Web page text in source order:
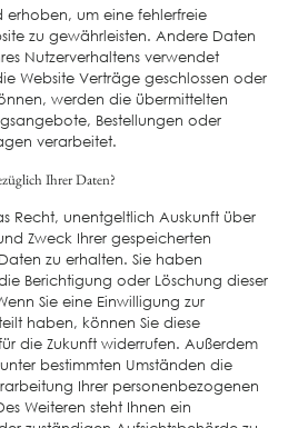
erhoben, um eine fehlerfreie
zu gewährleisten. Andere Daten
Nutzerverhaltens verwendet
Website Verträge geschlossen oder
werden die übermittelten
Bestellungen oder
verarbeitet.
Ihrer Daten?
Recht, unentgeltlich Auskunft über
Zweck Ihrer gespeicherten
zu erhalten. Sie haben
Berichtigung oder Löschung dieser
Sie eine Einwilligung zur
haben, können Sie diese
die Zukunft widerrufen. Außerdem
bestimmten Umständen die
Ihrer personenbezogenen
Weiteren steht Ihnen ein